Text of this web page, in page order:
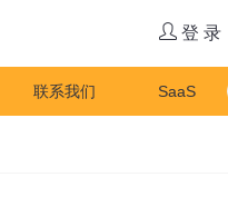
登 录
联系我们 SaaS